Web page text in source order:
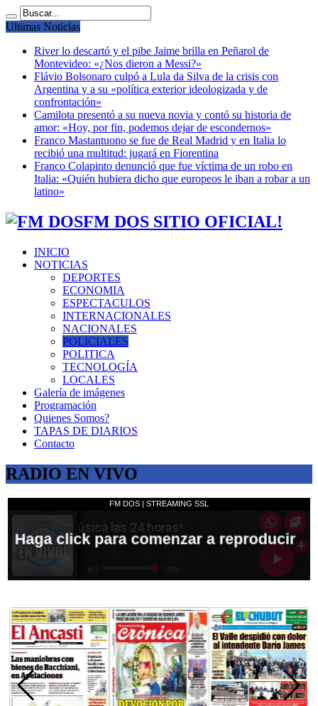
Ultimas Noticias
River lo descartó y el pibe Jaime brilla en Peñarol de
Montevideo: «¿Nos dieron a Messi?»
Flávio Bolsonaro culpó a Lula da Silva de la crisis con
Argentina y a su «política exterior ideologizada y de
confrontación»
Camilota presentó a su nueva novia y contó su historia de
amor: «Hoy, por fin, podemos dejar de escondernos»
Franco Mastantuono se fue de Real Madrid y en Italia lo
recibió una multitud: jugará en Fiorentina
Franco Colapinto denunció que fue víctima de un robo en
Italia: «Quién hubiera dicho que europeos le iban a robar a un
latino»
FM DOS SITIO OFICIAL!
INICIO
NOTICIAS
DEPORTES
ECONOMIA
ESPECTACULOS
INTERNACIONALES
NACIONALES
POLICIALES
POLITICA
TECNOLOGÍA
LOCALES
Galería de imágenes
Programación
Quienes Somos?
TAPAS DE DIARIOS
Contacto
RADIO EN VIVO